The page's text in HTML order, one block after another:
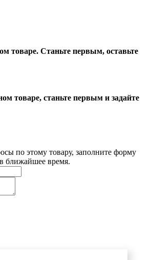
товаре. Станьте первым, оставьте
товаре, станьте первым и задайте
по этому товару, заполните форму
ближайшее время.